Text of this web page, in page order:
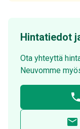
Hintatiedot
Ota yhteyttä
Neuvomme
phone
email